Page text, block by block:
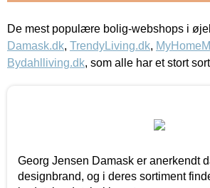
De mest populære bolig-webshops i
Damask.dk, TrendyLiving.dk,
Bydahlliving.dk, som alle har et stort
Georg Jensen Damask er anerkendt
designbrand, og i deres sortiment